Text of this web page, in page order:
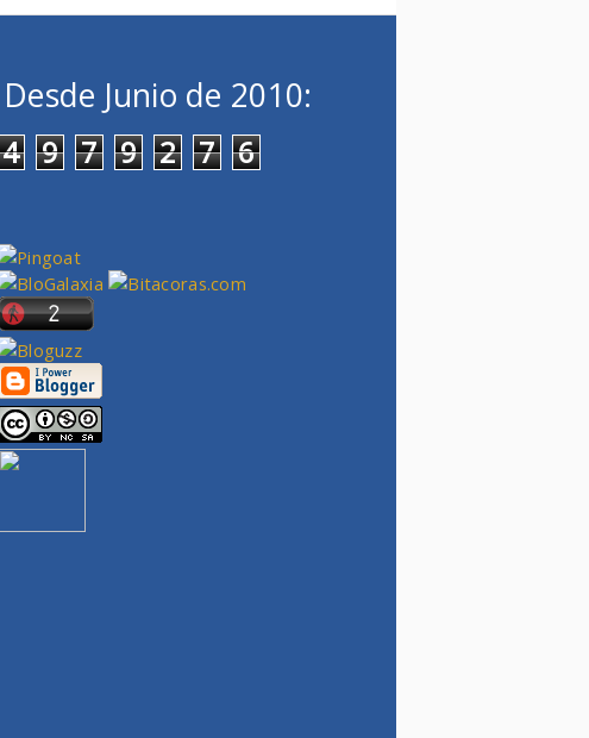
Desde Junio de 2010:
4 9 7 9 2 7 6